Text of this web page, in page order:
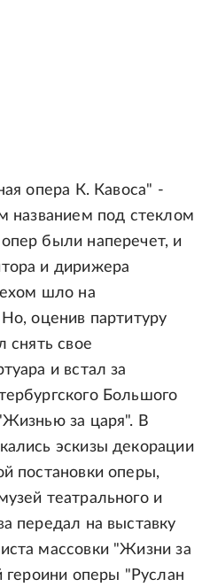
опера К. Кавоса" -
названием под стеклом
были наперечет, и
и дирижера
шло на
оценив партитуру
снять свое
и встал за
Большого
за царя". В
эскизы декорации
постановки оперы,
театрального и
передал на выставку
массовки "Жизни за
героини оперы "Руслан